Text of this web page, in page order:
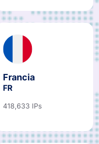
Francia
FR
418,633 IPs